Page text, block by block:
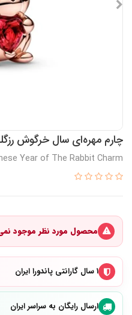
چارم مهره‌ای سال خرگوش
Year of The Rabbit Charm
محصول مورد نظر موجود
۱ سال گارانتی پاندورا ایران
ارسال رایگان به سراسر ایران